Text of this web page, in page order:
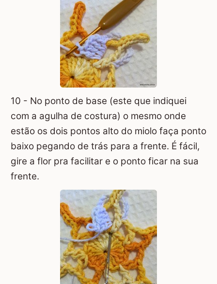
10 - No ponto de base (este que indiquei
com a agulha de costura) o mesmo onde
estão os dois pontos alto do miolo faça ponto
baixo pegando de trás para a frente. É fácil,
gire a flor pra facilitar e o ponto ficar na sua
frente.